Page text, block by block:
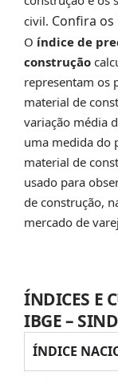
civil. Confira os
O índice de
construção
representam os
material de
variação média
uma medida do
material de
usado para
de construção,
mercado de
ÍNDICES E
IBGE –
ÍNDICE